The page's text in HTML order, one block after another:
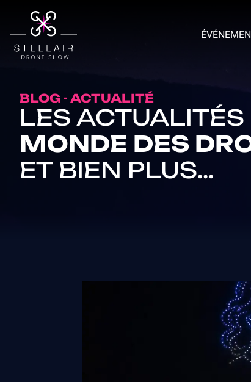
BLOG - ACTUALITÉ
LES ACTUALITÉS
MONDE DES
ET BIEN PLUS...